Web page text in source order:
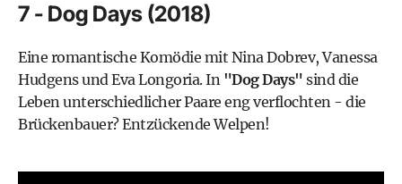
7 - Dog Days (2018)
Eine romantische Komödie mit Nina Dobrev, Vanessa
Hudgens und Eva Longoria. In "Dog Days" sind die
Leben unterschiedlicher Paare eng verflochten - die
Brückenbauer? Entzückende Welpen!